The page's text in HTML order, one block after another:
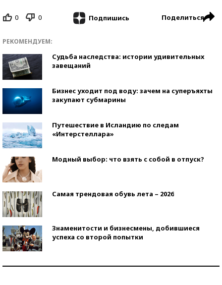
0 0 Подпишись Поделиться
РЕКОМЕНДУЕМ:
Судьба наследства: истории удивительных
завещаний
Бизнес уходит под воду: зачем на суперъяхты
закупают субмарины
Путешествие в Исландию по следам
«Интерстеллара»
Модный выбор: что взять с собой в отпуск?
Самая трендовая обувь лета – 2026
Знаменитости и бизнесмены, добившиеся
успеха со второй попытки